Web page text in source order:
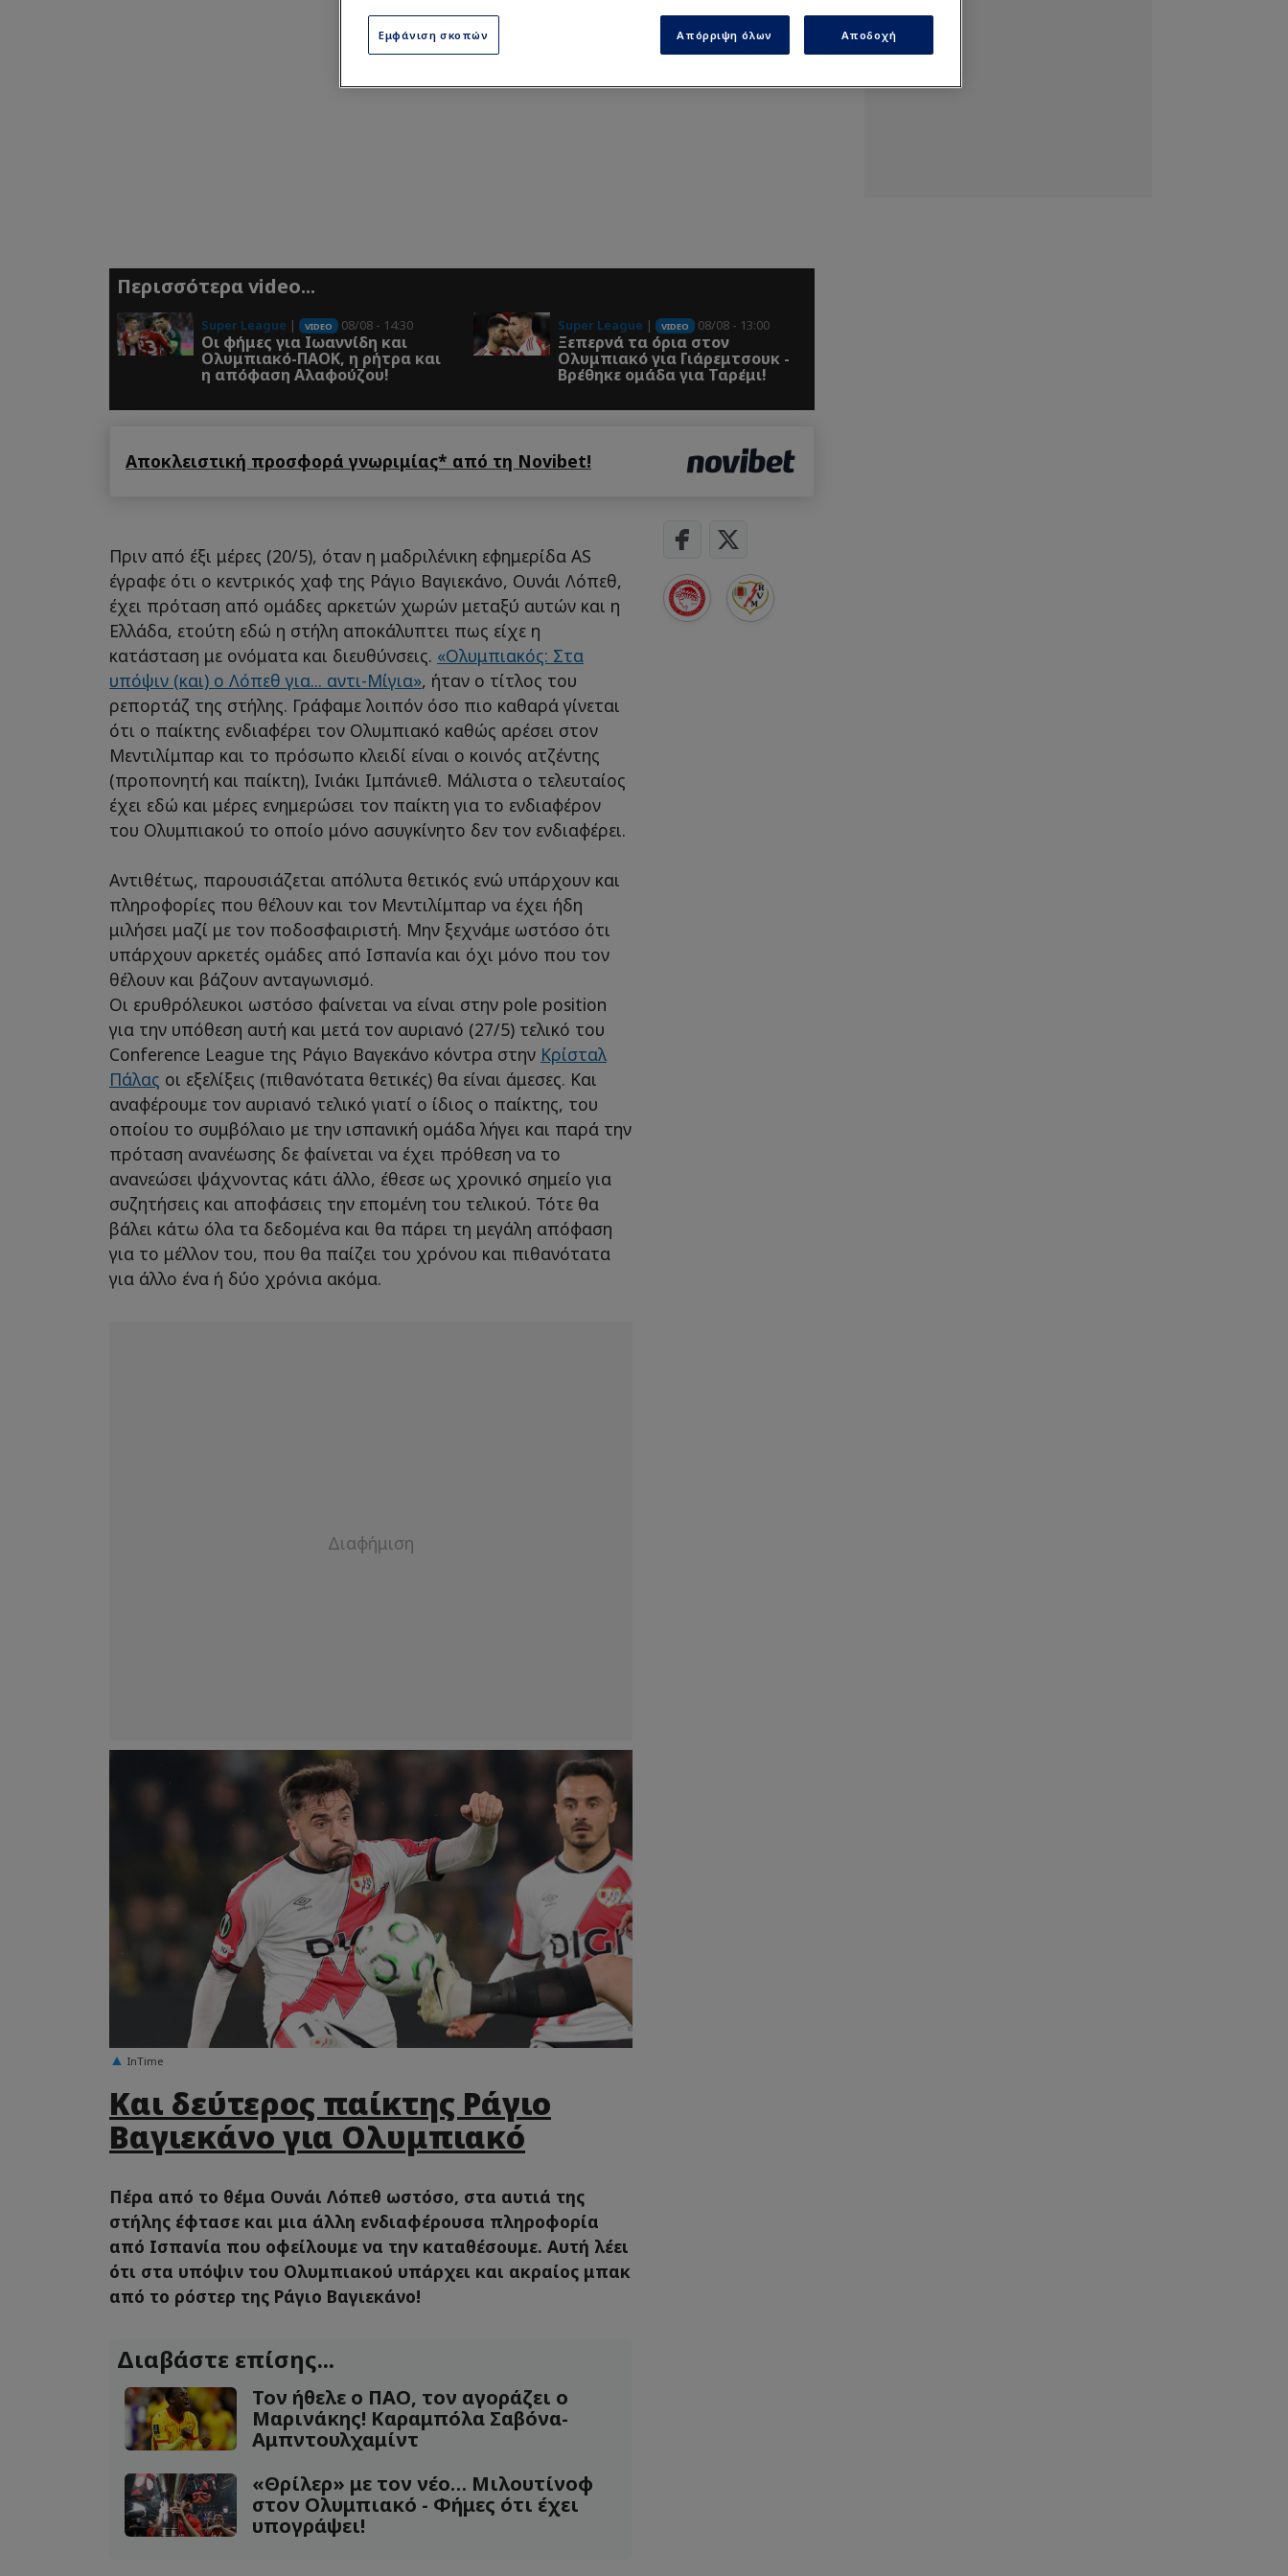
Περισσότερα video...
Super League | VIDEO 08/08 - 14:30
Οι φήμες για Ιωαννίδη και
Ολυμπιακό-ΠΑΟΚ, η ρήτρα και
η απόφαση Αλαφούζου!
Super League | VIDEO 08/08 - 13:00
Ξεπερνά τα όρια στον
Ολυμπιακό για Γιάρεμτσουκ -
Βρέθηκε ομάδα για Ταρέμι!
Αποκλειστική προσφορά γνωριμίας* από τη Novibet!
Πριν από έξι μέρες (20/5), όταν η μαδριλένικη εφημερίδα AS
έγραφε ότι ο κεντρικός χαφ της Ράγιο Βαγιεκάνο, Ουνάι Λόπεθ,
έχει πρόταση από ομάδες αρκετών χωρών μεταξύ αυτών και η
Ελλάδα, ετούτη εδώ η στήλη αποκάλυπτει πως είχε η
κατάσταση με ονόματα και διευθύνσεις. «Ολυμπιακός: Στα
υπόψιν (και) ο Λόπεθ για... αντι-Μίγια», ήταν ο τίτλος του
ρεπορτάζ της στήλης. Γράφαμε λοιπόν όσο πιο καθαρά γίνεται
ότι ο παίκτης ενδιαφέρει τον Ολυμπιακό καθώς αρέσει στον
Μεντιλίμπαρ και το πρόσωπο κλειδί είναι ο κοινός ατζέντης
(προπονητή και παίκτη), Ινιάκι Ιμπάνιεθ. Μάλιστα ο τελευταίος
έχει εδώ και μέρες ενημερώσει τον παίκτη για το ενδιαφέρον
του Ολυμπιακού το οποίο μόνο ασυγκίνητο δεν τον ενδιαφέρει.
Αντιθέτως, παρουσιάζεται απόλυτα θετικός ενώ υπάρχουν και
πληροφορίες που θέλουν και τον Μεντιλίμπαρ να έχει ήδη
μιλήσει μαζί με τον ποδοσφαιριστή. Μην ξεχνάμε ωστόσο ότι
υπάρχουν αρκετές ομάδες από Ισπανία και όχι μόνο που τον
θέλουν και βάζουν ανταγωνισμό.
Οι ερυθρόλευκοι ωστόσο φαίνεται να είναι στην pole position
για την υπόθεση αυτή και μετά τον αυριανό (27/5) τελικό του
Conference League της Ράγιο Βαγεκάνο κόντρα στην Κρίσταλ
Πάλας οι εξελίξεις (πιθανότατα θετικές) θα είναι άμεσες. Και
αναφέρουμε τον αυριανό τελικό γιατί ο ίδιος ο παίκτης, του
οποίου το συμβόλαιο με την ισπανική ομάδα λήγει και παρά την
πρόταση ανανέωσης δε φαίνεται να έχει πρόθεση να το
ανανεώσει ψάχνοντας κάτι άλλο, έθεσε ως χρονικό σημείο για
συζητήσεις και αποφάσεις την επομένη του τελικού. Τότε θα
βάλει κάτω όλα τα δεδομένα και θα πάρει τη μεγάλη απόφαση
για το μέλλον του, που θα παίζει του χρόνου και πιθανότατα
για άλλο ένα ή δύο χρόνια ακόμα.
InTime
Και δεύτερος παίκτης Ράγιο
Βαγιεκάνο για Ολυμπιακό
Πέρα από το θέμα Ουνάι Λόπεθ ωστόσο, στα αυτιά της
στήλης έφτασε και μια άλλη ενδιαφέρουσα πληροφορία
από Ισπανία που οφείλουμε να την καταθέσουμε. Αυτή λέει
ότι στα υπόψιν του Ολυμπιακού υπάρχει και ακραίος μπακ
από το ρόστερ της Ράγιο Βαγιεκάνο!
Διαβάστε επίσης...
Τον ήθελε ο ΠΑΟ, τον αγοράζει ο
Μαρινάκης! Καραμπόλα Σαβόνα-
Αμπντουλχαμίντ
«Θρίλερ» με τον νέο… Μιλουτίνοφ
στον Ολυμπιακό - Φήμες ότι έχει
υπογράψει!
Εμφάνιση σκοπών Απόρριψη όλων Αποδοχή